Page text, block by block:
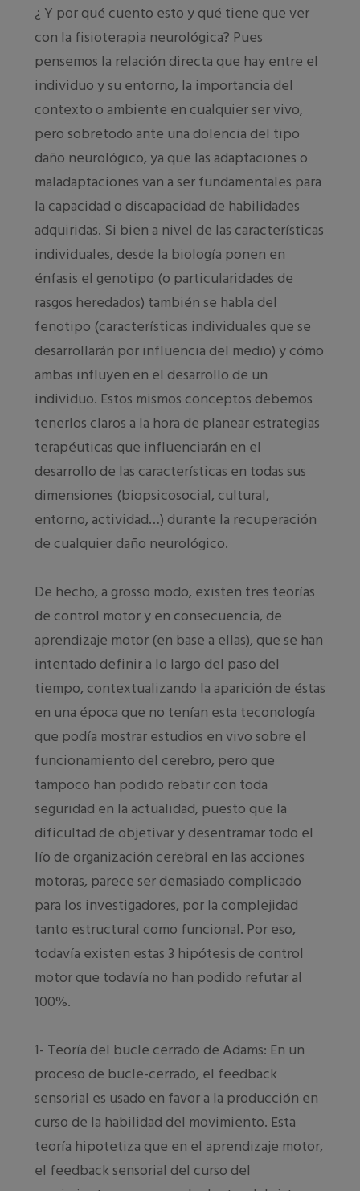
¿ Y por qué cuento esto y qué tiene que ver
con la fisioterapia neurológica? Pues
pensemos la relación directa que hay entre el
individuo y su entorno, la importancia del
contexto o ambiente en cualquier ser vivo,
pero sobretodo ante una dolencia del tipo
daño neurológico, ya que las adaptaciones o
maladaptaciones van a ser fundamentales para
la capacidad o discapacidad de habilidades
adquiridas. Si bien a nivel de las características
individuales, desde la biología ponen en
énfasis el genotipo (o particularidades de
rasgos heredados) también se habla del
fenotipo (características individuales que se
desarrollarán por influencia del medio) y cómo
ambas influyen en el desarrollo de un
individuo. Estos mismos conceptos debemos
tenerlos claros a la hora de planear estrategias
terapéuticas que influenciarán en el
desarrollo de las características en todas sus
dimensiones (biopsicosocial, cultural,
entorno, actividad…) durante la recuperación
de cualquier daño neurológico.
De hecho, a grosso modo, existen tres teorías
de control motor y en consecuencia, de
aprendizaje motor (en base a ellas), que se han
intentado definir a lo largo del paso del
tiempo, contextualizando la aparición de éstas
en una época que no tenían esta teconología
que podía mostrar estudios en vivo sobre el
funcionamiento del cerebro, pero que
tampoco han podido rebatir con toda
seguridad en la actualidad, puesto que la
dificultad de objetivar y desentramar todo el
lío de organización cerebral en las acciones
motoras, parece ser demasiado complicado
para los investigadores, por la complejidad
tanto estructural como funcional. Por eso,
todavía existen estas 3 hipótesis de control
motor que todavía no han podido refutar al
100%.
1- Teoría del bucle cerrado de Adams: En un
proceso de bucle-cerrado, el feedback
sensorial es usado en favor a la producción en
curso de la habilidad del movimiento. Esta
teoría hipotetiza que en el aprendizaje motor,
el feedback sensorial del curso del